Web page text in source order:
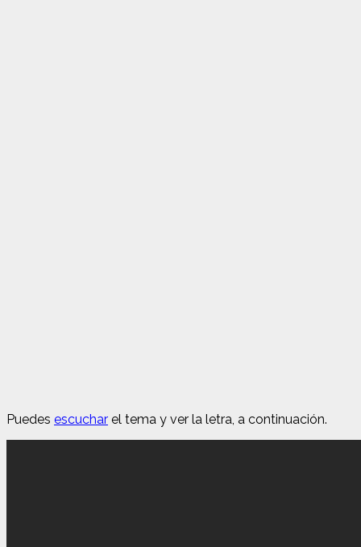
Puedes escuchar el tema y ver la letra, a continuación.